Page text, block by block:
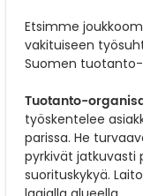
Etsimme
vakituiseen
Suomen
Tuotanto-
työskentelee
parissa. He
pyrkivät jatkuvasti
suorituskykyä.